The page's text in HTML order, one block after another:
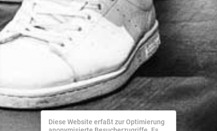
Diese Website erfaßt zur Optimierung